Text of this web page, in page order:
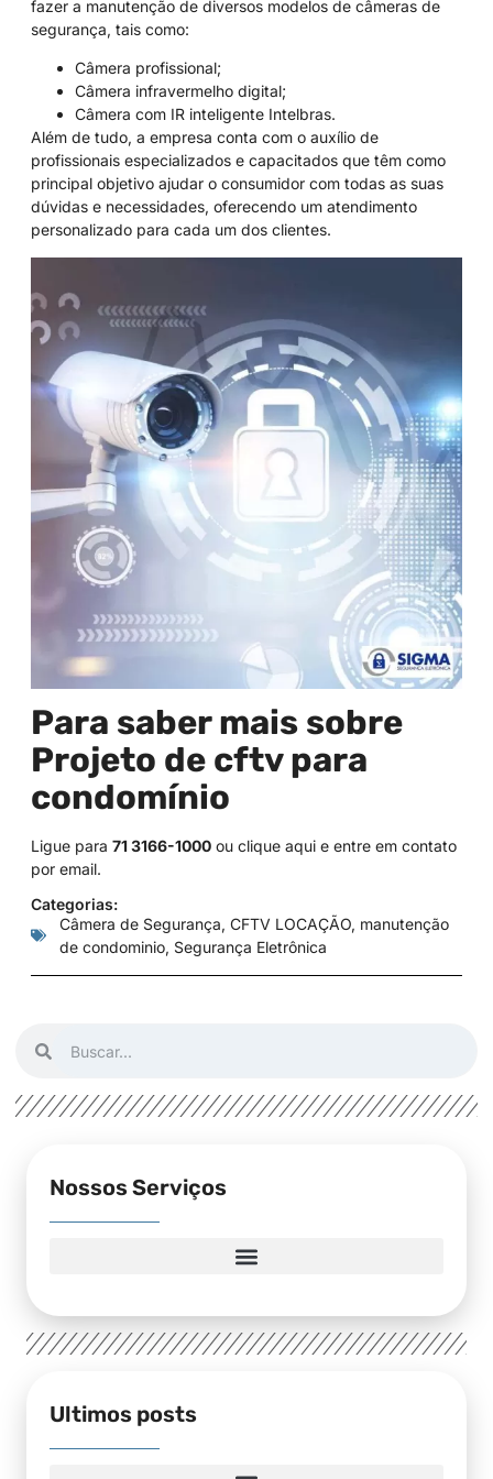
fazer a manutenção de diversos modelos de câmeras de
segurança, tais como:
Câmera profissional;
Câmera infravermelho digital;
Câmera com IR inteligente Intelbras.
Além de tudo, a empresa conta com o auxílio de
profissionais especializados e capacitados que têm como
principal objetivo ajudar o consumidor com todas as suas
dúvidas e necessidades, oferecendo um atendimento
personalizado para cada um dos clientes.
Para saber mais sobre
Projeto de cftv para
condomínio
Ligue para 71 3166-1000 ou clique aqui e entre em contato
por email.
Categorias:
Câmera de Segurança, CFTV LOCAÇÃO, manutenção
de condominio, Segurança Eletrônica
Nossos Serviços
Ultimos posts